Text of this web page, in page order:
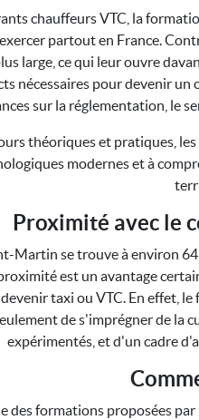
chauffeurs VTC, la
partout en France.
large, ce qui leur ouvre
nécessaires pour devenir
sur la réglementation, le
théoriques et pratiques,
modernes et à
Proximité avec le
Martin se trouve à environ
est un avantage
taxi ou VTC. En effet,
de s'imprégner de la
expérimentés, et d'un cadre
des formations proposées